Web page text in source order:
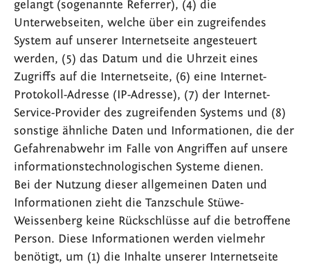
gelangt (sogenannte Referrer), (4) die
Unterwebseiten, welche über ein zugreifendes
System auf unserer Internetseite angesteuert
werden, (5) das Datum und die Uhrzeit eines
Zugriffs auf die Internetseite, (6) eine Internet-
Protokoll-Adresse (IP-Adresse), (7) der Internet-
Service-Provider des zugreifenden Systems und (8)
sonstige ähnliche Daten und Informationen, die der
Gefahrenabwehr im Falle von Angriffen auf unsere
informationstechnologischen Systeme dienen.
Bei der Nutzung dieser allgemeinen Daten und
Informationen zieht die Tanzschule Stüwe-
Weissenberg keine Rückschlüsse auf die betroffene
Person. Diese Informationen werden vielmehr
benötigt, um (1) die Inhalte unserer Internetseite